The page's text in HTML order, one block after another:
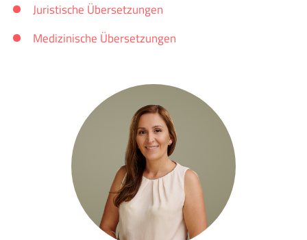
Juristische Übersetzungen
Medizinische Übersetzungen